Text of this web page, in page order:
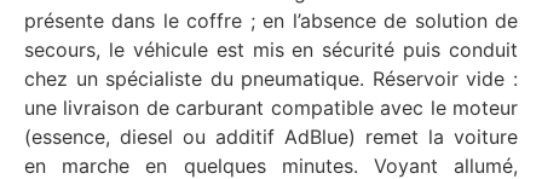
présente dans le coffre ; en l’absence de solution de
secours, le véhicule est mis en sécurité puis conduit
chez un spécialiste du pneumatique. Réservoir vide :
une livraison de carburant compatible avec le moteur
(essence, diesel ou additif AdBlue) remet la voiture
en marche en quelques minutes. Voyant allumé,